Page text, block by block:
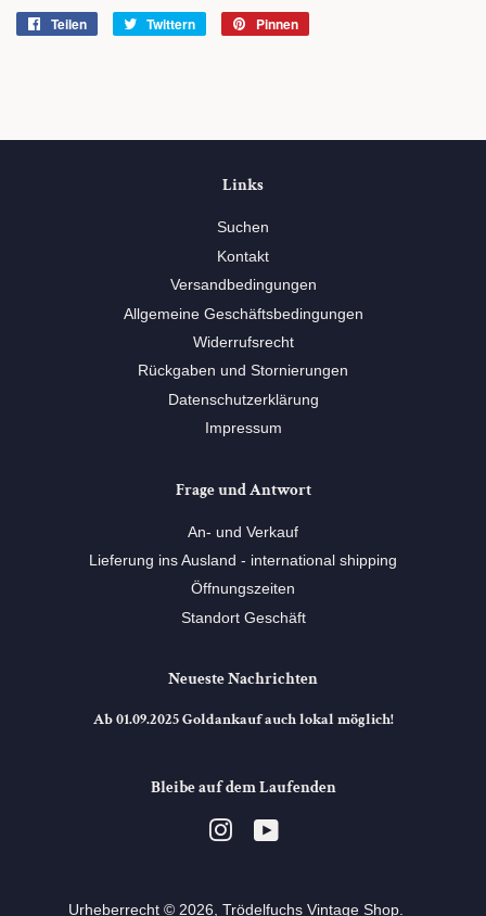
Teilen Twittern Pinnen
Links
Suchen
Kontakt
Versandbedingungen
Allgemeine Geschäftsbedingungen
Widerrufsrecht
Rückgaben und Stornierungen
Datenschutzerklärung
Impressum
Frage und Antwort
An- und Verkauf
Lieferung ins Ausland - international shipping
Öffnungszeiten
Standort Geschäft
Neueste Nachrichten
Ab 01.09.2025 Goldankauf auch lokal möglich!
Bleibe auf dem Laufenden
Instagram
Urheberrecht © 2026, Trödelfuchs Vintage Shop. ⠀